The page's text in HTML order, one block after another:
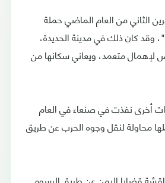
الثاني من العام الماضي حملة
وقد كان ذلك في مدينة الحديدة،
لإهمال متعمد، ويعاني سكانها من
أخرى نفذت في صنعاء في العام
محاولة لنقل وجوه الحرب عن طريق